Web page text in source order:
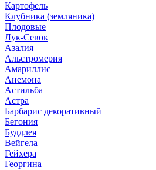
Картофель
Клубника (земляника)
Плодовые
Лук-Севок
Азалия
Альстромерия
Амариллис
Анемона
Астильба
Астра
Барбарис декоративный
Бегония
Буддлея
Вейгела
Гейхера
Георгина